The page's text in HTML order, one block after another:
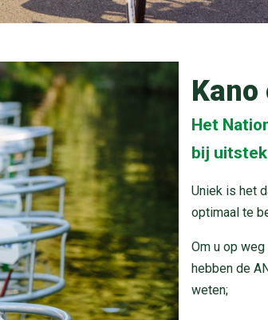
Het
bij uitstek
Uniek is het
optimaal te
Om u op
hebben de
weten;